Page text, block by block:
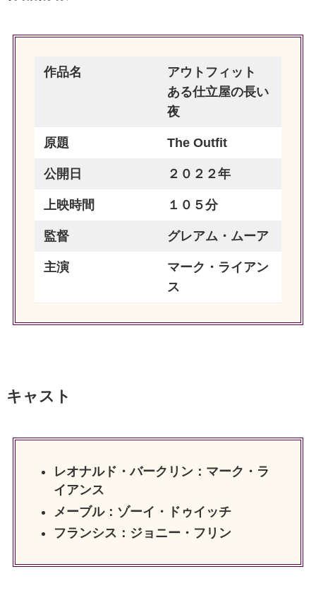
作品名
アウトフィット
ある仕立屋の長い
夜
原題 The Outfit
公開日 ２０２２年
上映時間 １０５分
監督 グレアム・ムーア
主演
マーク・ライアン
ス
キャスト
レオナルド・バークリン：マーク・ラ
イアンス
メーブル：ゾーイ・ドゥイッチ
フランシス：ジョニー・フリン